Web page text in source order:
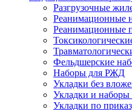
Разгрузочные
Реанимационные
Реанимационные
Фельдшерские
Наборы для РЖД
Укладки без
Укладки и
Укладки по